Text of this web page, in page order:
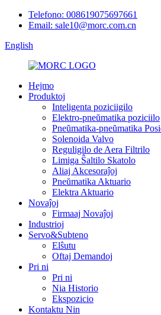
Telefono: 008619075697661
Email: sale10@morc.com.cn
English
Hejmo
Produktoj
Inteligenta poziciigilo
Elektro-pneŭmatika poziciilo
Pneŭmatika-pneŭmatika
Solenoida Valvo
Reguligilo de Aera Filtrilo
Limiga Ŝaltilo Skatolo
Aliaj Akcesoraĵoj
Pneŭmatika Aktuario
Elektra Aktuario
Novaĵoj
Firmaaj Novaĵoj
Industrioj
Servo&Subteno
Elŝutu
Oftaj Demandoj
Pri ni
Pri ni
Nia Historio
Ekspozicio
Kontaktu Nin